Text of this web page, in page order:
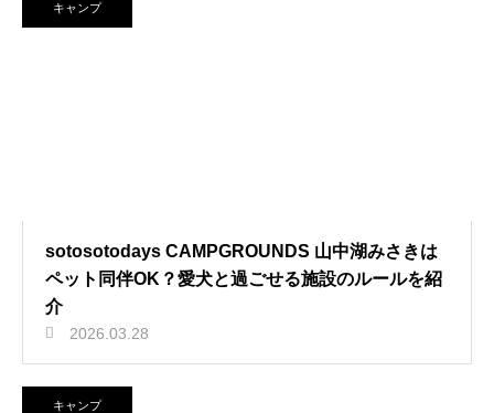
キャンプ
sotosotodays CAMPGROUNDS 山中湖みさきは
ペット同伴OK？愛犬と過ごせる施設のルールを紹
介
2026.03.28
キャンプ